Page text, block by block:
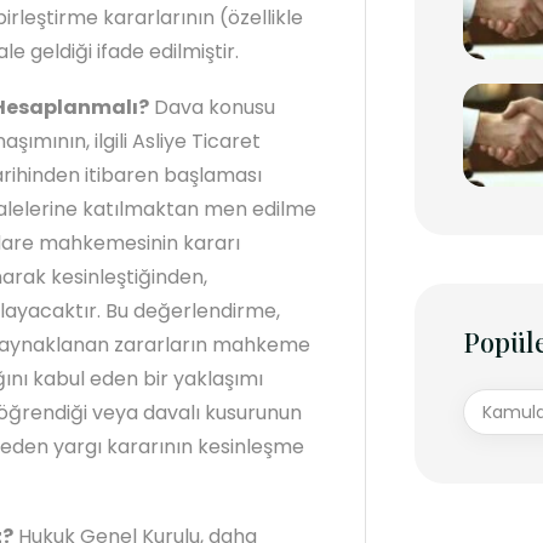
kararlarının (özellikle
geldiği ifade edilmiştir.
Dava konusu
ilgili Asliye Ticaret
itibaren başlaması
katılmaktan men edilme
mahkemesinin kararı
kesinleştiğinden,
Bu değerlendirme,
zararların mahkeme
kabul eden bir yaklaşımı
veya davalı kusurunun
yargı kararının kesinleşme
Hukuk Genel Kurulu, daha